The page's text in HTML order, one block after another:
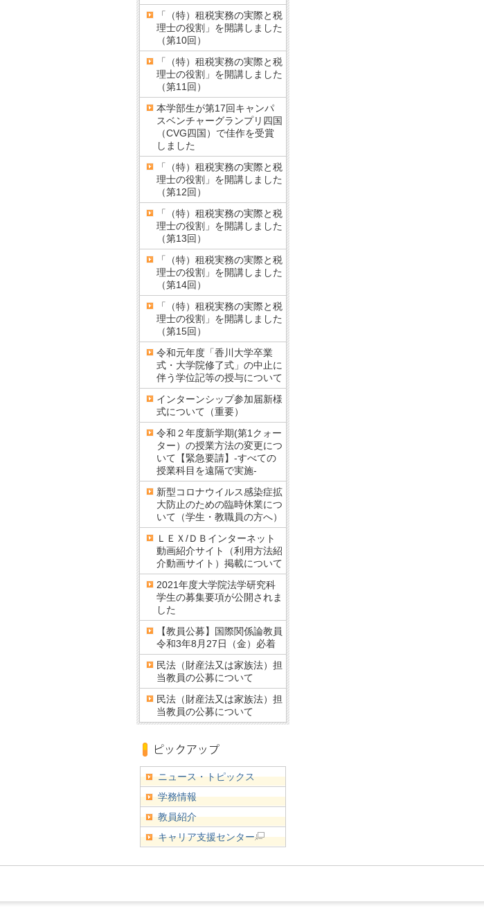
「（特）租税実務の実際と税
理士の役割」を開講しました
（第10回）
「（特）租税実務の実際と税
理士の役割」を開講しました
（第11回）
本学部生が第17回キャンパ
スベンチャーグランプリ四国
（CVG四国）で佳作を受賞
しました
「（特）租税実務の実際と税
理士の役割」を開講しました
（第12回）
「（特）租税実務の実際と税
理士の役割」を開講しました
（第13回）
「（特）租税実務の実際と税
理士の役割」を開講しました
（第14回）
「（特）租税実務の実際と税
理士の役割」を開講しました
（第15回）
令和元年度「香川大学卒業
式・大学院修了式」の中止に
伴う学位記等の授与について
インターンシップ参加届新様
式について（重要）
令和２年度新学期(第1クォー
ター）の授業方法の変更につ
いて【緊急要請】-すべての
授業科目を遠隔で実施-
新型コロナウイルス感染症拡
大防止のための臨時休業につ
いて（学生・教職員の方へ）
ＬＥＸ/ＤＢインターネット
動画紹介サイト（利用方法紹
介動画サイト）掲載について
2021年度大学院法学研究科
学生の募集要項が公開されま
した
【教員公募】国際関係論教員
令和3年8月27日（金）必着
民法（財産法又は家族法）担
当教員の公募について
民法（財産法又は家族法）担
当教員の公募について
ニュース・トピックス
学務情報
教員紹介
キャリア支援センター